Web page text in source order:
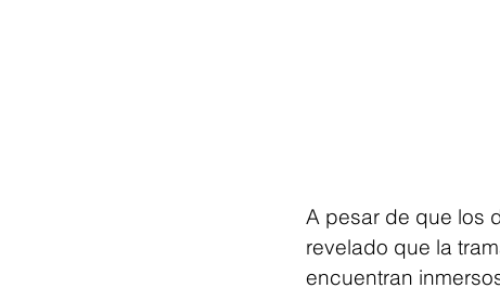
A pesar de que los
revelado que la
encuentran